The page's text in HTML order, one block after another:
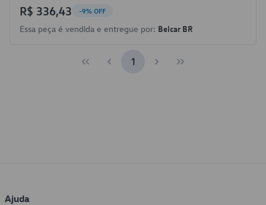
R$ 336,43 -9% OFF
Essa peça é vendida e entregue por: Belcar BR
1
Ajuda